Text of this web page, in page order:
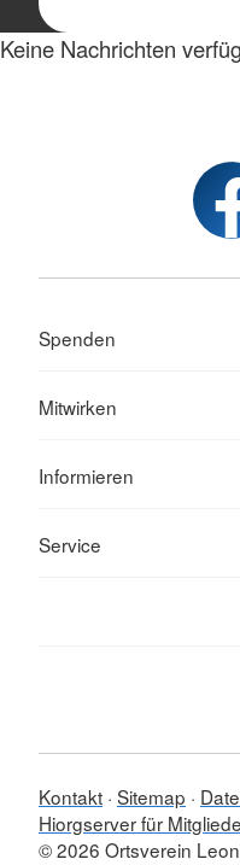
Keine Nachrichten
Spenden
Mitwirken
Informieren
Service
Kontakt Sitemap
Hiorgserver für
© 2026 Ortsverein